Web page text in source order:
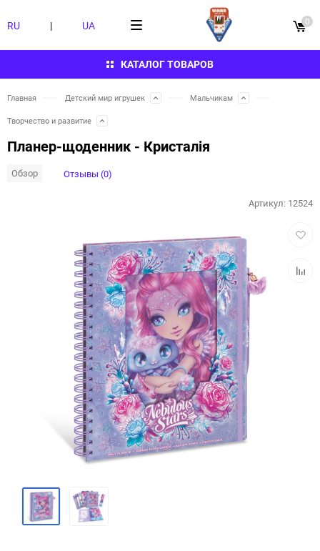
КАТАЛОГ ТОВАРОВ
RU | UA 0
Главная Детский мир игрушек Мальчикам
Творчество и развитие
Планер-щоденник - Кристалія
Обзор Отзывы (0)
Артикул: 12524